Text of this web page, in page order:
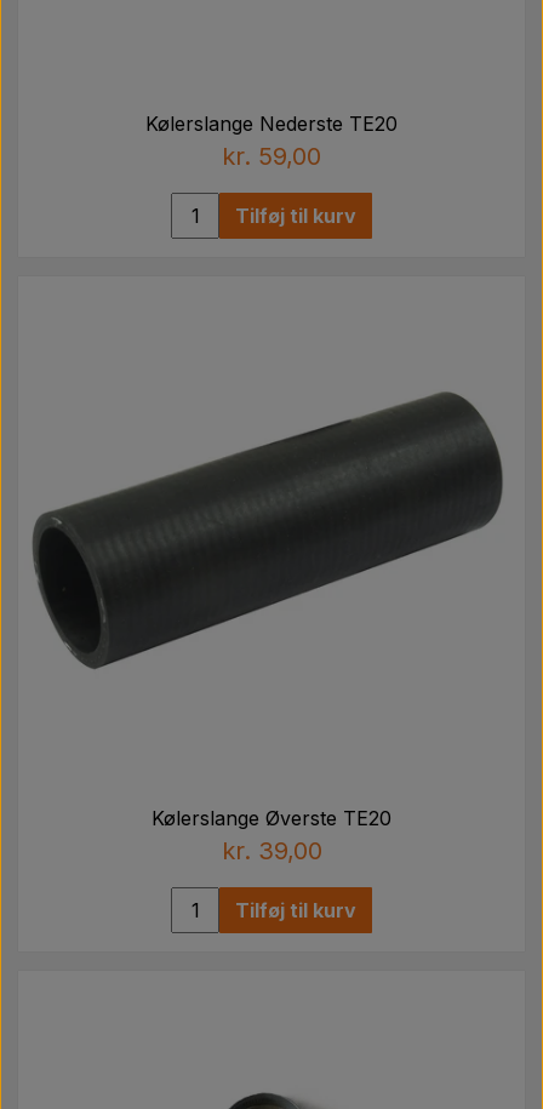
Kølerslange Nederste TE20
kr. 59,00
Tilføj til kurv
Kølerslange Øverste TE20
kr. 39,00
Tilføj til kurv